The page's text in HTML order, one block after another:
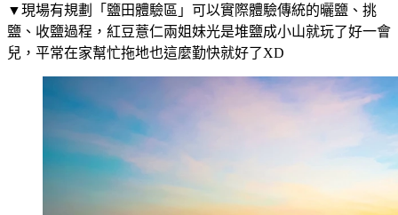
▼現場有規劃「鹽田體驗區」可以實際體驗傳統的曬鹽、挑
鹽、收鹽過程，紅豆薏仁兩姐妹光是堆鹽成小山就玩了好一會
兒，平常在家幫忙拖地也這麼勤快就好了XD